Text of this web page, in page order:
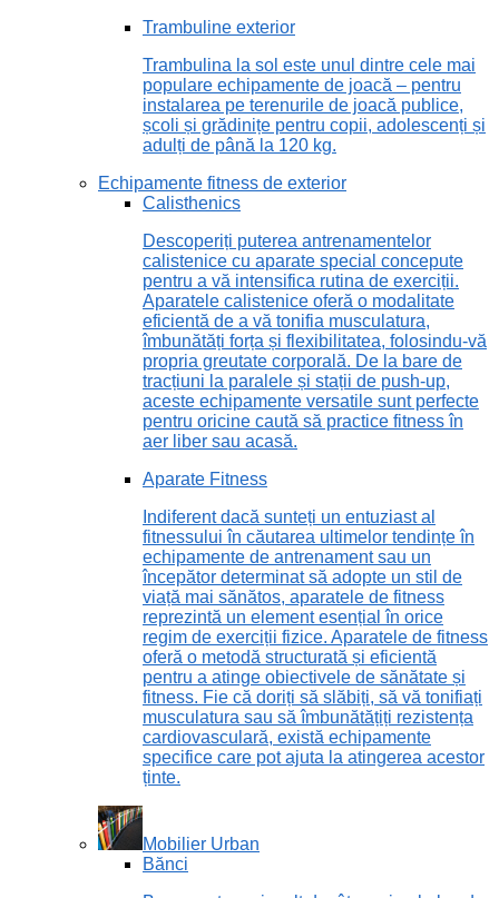
Trambuline exterior
Trambulina la sol este unul dintre cele mai
populare echipamente de joacă – pentru
instalarea pe terenurile de joacă publice,
școli și grădinițe pentru copii, adolescenți și
adulți de până la 120 kg.
Echipamente fitness de exterior
Calisthenics
Descoperiți puterea antrenamentelor
calistenice cu aparate special concepute
pentru a vă intensifica rutina de exerciții.
Aparatele calistenice oferă o modalitate
eficientă de a vă tonifia musculatura,
îmbunătăți forța și flexibilitatea, folosindu-vă
propria greutate corporală. De la bare de
tracțiuni la paralele și stații de push-up,
aceste echipamente versatile sunt perfecte
pentru oricine caută să practice fitness în
aer liber sau acasă.
Aparate Fitness
Indiferent dacă sunteți un entuziast al
fitnessului în căutarea ultimelor tendințe în
echipamente de antrenament sau un
începător determinat să adopte un stil de
viață mai sănătos, aparatele de fitness
reprezintă un element esențial în orice
regim de exerciții fizice. Aparatele de fitness
oferă o metodă structurată și eficientă
pentru a atinge obiectivele de sănătate și
fitness. Fie că doriți să slăbiți, să vă tonifiați
musculatura sau să îmbunătățiți rezistența
cardiovasculară, există echipamente
specifice care pot ajuta la atingerea acestor
ținte.
Mobilier Urban
Bănci